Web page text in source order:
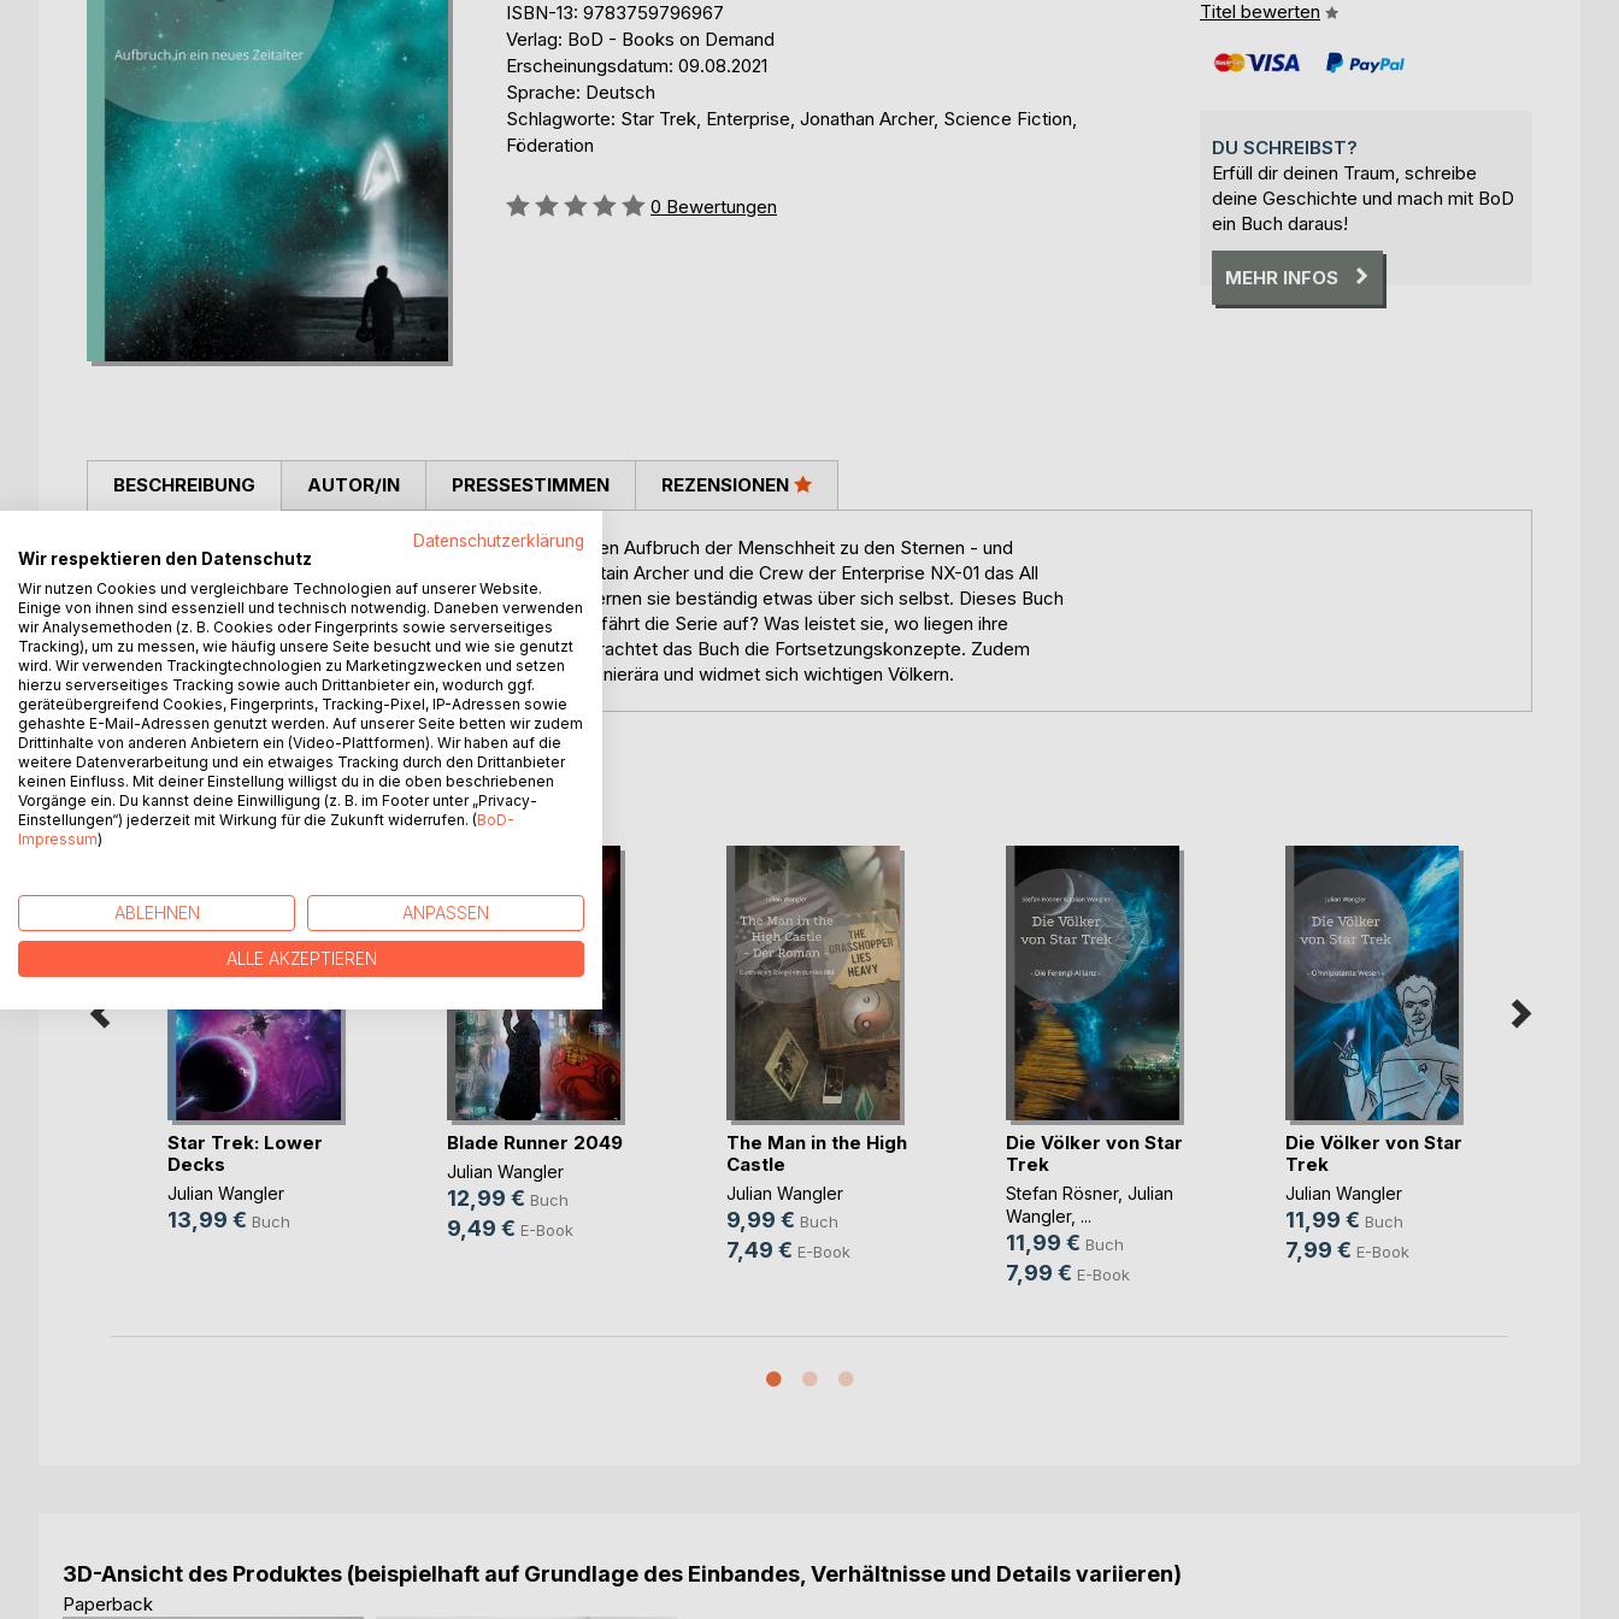
ISBN-13: 9783759796967
Verlag: BoD - Books on Demand
Erscheinungsdatum: 09.08.2021
Sprache: Deutsch
Schlagworte: Star Trek, Enterprise, Jonathan Archer, Science Fiction,
Föderation
Bewertung::
0 Bewertungen
Titel bewerten
DU SCHREIBST?
Erfüll dir deinen Traum, schreibe
deine Geschichte und mach mit BoD
ein Buch daraus!
MEHR INFOS
BESCHREIBUNG
Die Prequelserie Star Trek: Enterprise schildert den mutigen Aufbruch der Menschheit zu den Sternen - und
zugleich den Beginn eines neuen Zeitalters. Während Captain Archer und die Crew der Enterprise NX-01 das All
entdecken, Gefahren begegnen und Freunde gewinnen, lernen sie beständig etwas über sich selbst. Dieses Buch
blickt auf Enterprise zurück. Welche Themen und Figuren fährt die Serie auf? Was leistet sie, wo liegen ihre
Versäumnisse? Neben der Besprechung aller Staffeln betrachtet das Buch die Fortsetzungskonzepte. Zudem
beleuchtet es die turbulenten Ereignisse der Star Trek-Pionierära und widmet sich wichtigen Völkern.
AUTOR/IN PRESSESTIMMEN REZENSIONEN
WEITERE TITEL BEIBoD
Star Trek: Lower
Decks
Julian Wangler
13,99 € Buch
Blade Runner 2049
Julian Wangler
12,99 € Buch
9,49 € E-Book
The Man in the High
Castle
Julian Wangler
9,99 € Buch
7,49 € E-Book
Die Völker von Star
Trek
Stefan Rösner, Julian
Wangler, ...
11,99 € Buch
7,99 € E-Book
Die Völker von Star
Trek
Julian Wangler
11,99 € Buch
7,99 € E-Book
3D-Ansicht des Produktes (beispielhaft auf Grundlage des Einbandes, Verhältnisse und Details variieren)
Paperback
Datenschutzerklärung
Wir respektieren den Datenschutz
Wir nutzen Cookies und vergleichbare Technologien auf unserer Website.
Einige von ihnen sind essenziell und technisch notwendig. Daneben verwenden
wir Analysemethoden (z. B. Cookies oder Fingerprints sowie serverseitiges
Tracking), um zu messen, wie häufig unsere Seite besucht und wie sie genutzt
wird. Wir verwenden Trackingtechnologien zu Marketingzwecken und setzen
hierzu serverseitiges Tracking sowie auch Drittanbieter ein, wodurch ggf.
geräteübergreifend Cookies, Fingerprints, Tracking-Pixel, IP-Adressen sowie
gehashte E-Mail-Adressen genutzt werden. Auf unserer Seite betten wir zudem
Drittinhalte von anderen Anbietern ein (Video-Plattformen). Wir haben auf die
weitere Datenverarbeitung und ein etwaiges Tracking durch den Drittanbieter
keinen Einfluss. Mit deiner Einstellung willigst du in die oben beschriebenen
Vorgänge ein. Du kannst deine Einwilligung (z. B. im Footer unter „Privacy-
Einstellungen“) jederzeit mit Wirkung für die Zukunft widerrufen. (BoD-
Impressum)
ABLEHNEN ANPASSEN
ALLE AKZEPTIEREN